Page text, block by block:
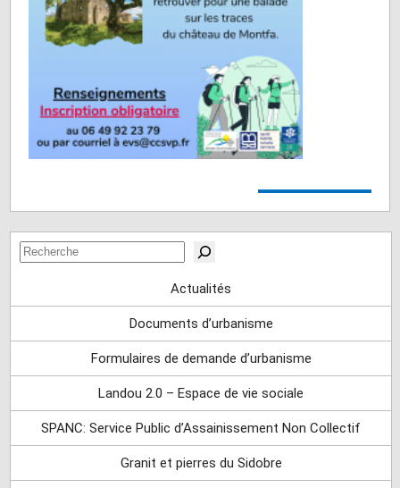
Rechercher
Actualités
Documents d’urbanisme
Formulaires de demande d’urbanisme
Landou 2.0 – Espace de vie sociale
SPANC: Service Public d’Assainissement Non Collectif
Granit et pierres du Sidobre